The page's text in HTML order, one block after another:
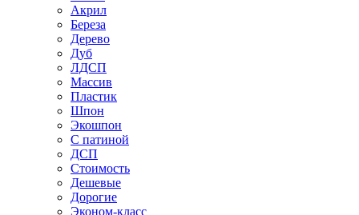
Акрил
Береза
Дерево
Дуб
ЛДСП
Массив
Пластик
Шпон
Экошпон
С патиной
ДСП
Стоимость
Дешевые
Дорогие
Эконом-класс